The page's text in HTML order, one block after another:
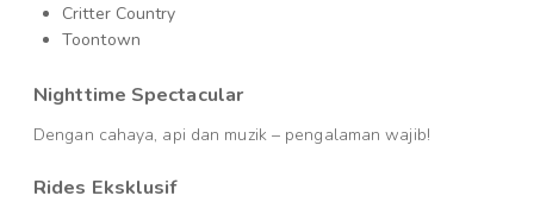
Critter Country
Toontown
Nighttime Spectacular
Dengan cahaya, api dan muzik – pengalaman wajib!
Rides Eksklusif